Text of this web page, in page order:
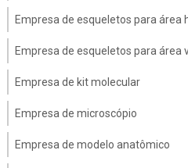
Empresa de esqueletos para área
Empresa de esqueletos para área
Empresa de kit molecular
Empresa de microscópio
Empresa de modelo anatômico